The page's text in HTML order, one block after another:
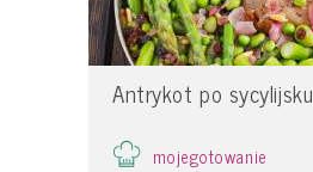
Antrykot po sycylijsku
mojegotowanie